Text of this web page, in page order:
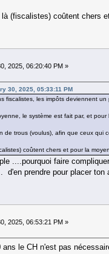
(fiscalistes) coûtent chers
2025, 06:20:40 PM »
30, 2025, 05:33:11 PM
fiscalistes, les impôts deviennent un
le système est fait par, et
de trous (voulus), afin que ceux
coûtent chers et pour la
....pourquoi faire
d'en prendre pour placer ton
2025, 06:53:21 PM »
le CH n'est pas